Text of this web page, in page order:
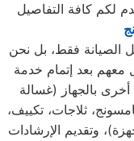
لكم كافة التفاصيل
الصيانة فقط، بل نحن
معهم بعد إتمام خدمة
بالجهاز (غسالة
ثلاجات، تكييف،
وتقديم الإرشادات